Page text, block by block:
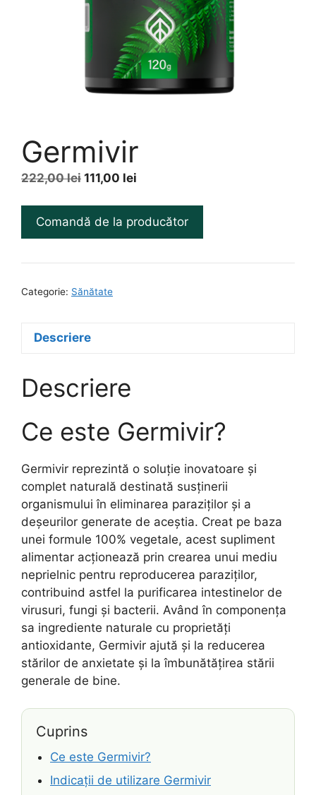
Germivir
222,00lei Prețul
fost:
111,00 lei
111,00 lei.
Comandă de la producător
Categorie: Sănătate
Descriere
Descriere
Ce este Germivir?
Germivir reprezintă o soluție inovatoare și
complet naturală destinată susținerii
organismului în eliminarea paraziților și a
deșeurilor generate de aceștia. Creat pe baza
unei formule 100% vegetale, acest supliment
alimentar acționează prin crearea unui mediu
neprielnic pentru reproducerea paraziților,
contribuind astfel la purificarea intestinelor de
virusuri, fungi și bacterii. Având în componența
sa ingrediente naturale cu proprietăți
antioxidante, Germivir ajută și la reducerea
stărilor de anxietate și la îmbunătățirea stării
generale de bine.
Cuprins
Ce este Germivir?
Indicații de utilizare Germivir